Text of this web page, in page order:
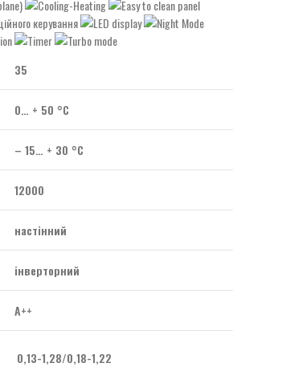
35
0… + 50 °C
– 15… + 30 °C
12000
настінний
інверторний
А++
0,13-1,28/0,18-1,22